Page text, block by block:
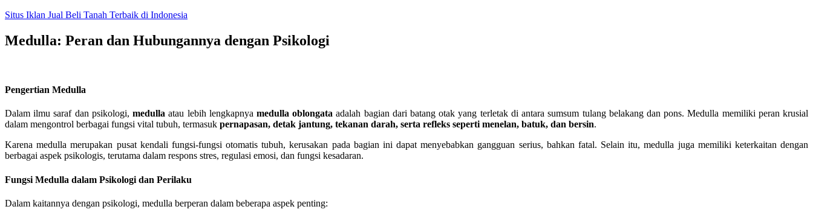
Skip
content
Situs Iklan Jual Beli Tanah Terbaik di Indonesia
Medulla: Peran dan Hubungannya dengan Psikologi
Pengertian Medulla
Dalam ilmu saraf dan psikologi,medulla atau lebih lengkapnya medulla oblongata adalah bagian dari batang otak yang terletak di antara sumsum tulang belakang dan pons. Medulla memiliki peran krusial
dalam mengontrol berbagai fungsi vital tubuh, termasuk pernapasan, detak jantung, tekanan darah, serta refleks seperti menelan, batuk, dan bersin.
Karena medulla merupakan pusat kendali fungsi-fungsi otomatis tubuh, kerusakan pada bagian ini dapat menyebabkan gangguan serius, bahkan fatal. Selain itu, medulla juga memiliki keterkaitan dengan
berbagai aspek psikologis, terutama dalam respons stres, regulasi emosi, dan fungsi kesadaran.
Fungsi Medulla dalam Psikologi dan Perilaku
Dalam kaitannya dengan psikologi, medulla berperan dalam beberapa aspek penting: